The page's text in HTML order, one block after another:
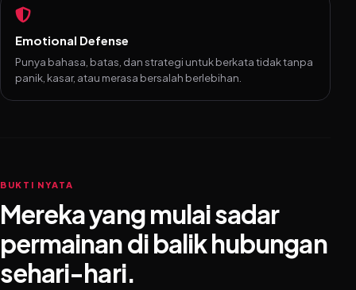
Emotional Defense
Punya bahasa, batas, dan strategi untuk berkata tidak tanpa
panik, kasar, atau merasa bersalah berlebihan.
BUKTI NYATA
Mereka yang mulai sadar
permainan di balik hubungan
sehari-hari.